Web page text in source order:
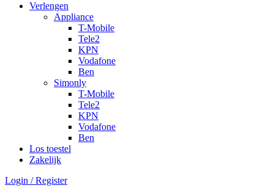
Verlengen
Appliance
T-Mobile
Tele2
KPN
Vodafone
Ben
Simonly
T-Mobile
Tele2
KPN
Vodafone
Ben
Los toestel
Zakelijk
Login / Register